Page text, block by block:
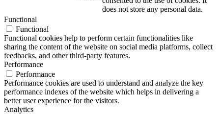
does not store any personal data.
Functional
Functional
Functional cookies help to perform certain functionalities like
sharing the content of the website on social media platforms, collect
feedbacks, and other third-party features.
Performance
Performance
Performance cookies are used to understand and analyze the key
performance indexes of the website which helps in delivering a
better user experience for the visitors.
Analytics